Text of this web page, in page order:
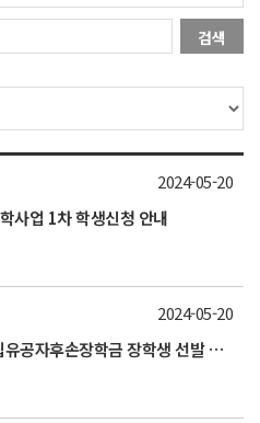
검색
사업 1차 학생신청 안내
2024-05-20
2024학년도 서울장학재단 독립유공자후손장학금 장학생 선발 안내
2024-05-20